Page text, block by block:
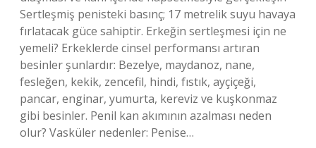
Sertleşmiş penisteki basınç; 17 metrelik suyu havaya
fırlatacak güce sahiptir. Erkeğin sertleşmesi için ne
yemeli? Erkeklerde cinsel performansı artıran
besinler şunlardır: Bezelye, maydanoz, nane,
fesleğen, kekik, zencefil, hindi, fıstık, ayçiçeği,
pancar, enginar, yumurta, kereviz ve kuşkonmaz
gibi besinler. Penil kan akımının azalması neden
olur? Vasküler nedenler: Penise…